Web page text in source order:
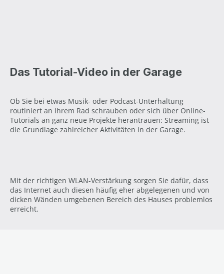
Das Tutorial-Video in der Garage
Ob Sie bei etwas Musik- oder Podcast-Unterhaltung
routiniert an Ihrem Rad schrauben oder sich über Online-
Tutorials an ganz neue Projekte herantrauen: Streaming ist
die Grundlage zahlreicher Aktivitäten in der Garage.
Mit der richtigen WLAN-Verstärkung sorgen Sie dafür, dass
das Internet auch diesen häufig eher abgelegenen und von
dicken Wänden umgebenen Bereich des Hauses problemlos
erreicht.